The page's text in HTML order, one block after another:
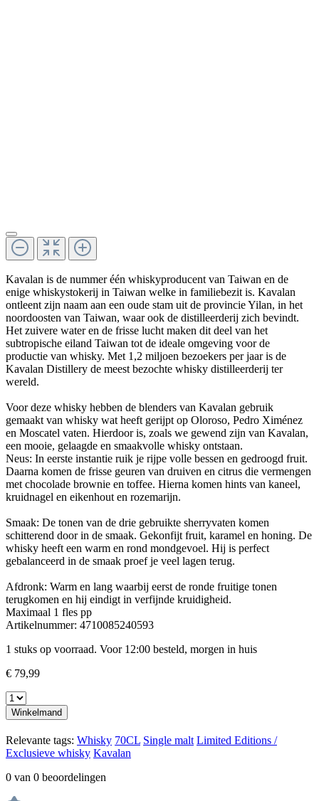
Kavalan is de nummer één whiskyproducent van Taiwan en de
enige whiskystokerij in Taiwan welke in familiebezit is. Kavalan
ontleent zijn naam aan een oude stam uit de provincie Yilan, in het
noordoosten van Taiwan, waar ook de distilleerderij zich bevindt.
Het zuivere water en de frisse lucht maken dit deel van het
subtropische eiland Taiwan tot de ideale omgeving voor de
productie van whisky. Met 1,2 miljoen bezoekers per jaar is de
Kavalan Distillery de meest bezochte whisky distilleerderij ter
wereld.
Voor deze whisky hebben de blenders van Kavalan gebruik
gemaakt van whisky wat heeft gerijpt op Oloroso, Pedro Ximénez
en Moscatel vaten. Hierdoor is, zoals we gewend zijn van Kavalan,
een mooie, gelaagde en smaakvolle whisky ontstaan.
Neus: In eerste instantie ruik je rijpe volle bessen en gedroogd fruit.
Daarna komen de frisse geuren van druiven en citrus die vermengen
met chocolade brownie en toffee. Hierna komen hints van kaneel,
kruidnagel en eikenhout en rozemarijn.
Smaak: De tonen van de drie gebruikte sherryvaten komen
schitterend door in de smaak. Gekonfijt fruit, karamel en honing. De
whisky heeft een warm en rond mondgevoel. Hij is perfect
gebalanceerd in de smaak proef je veel lagen terug.
Afdronk: Warm en lang waarbij eerst de ronde fruitige tonen
terugkomen en hij eindigt in verfijnde kruidigheid.
Maximaal 1 fles pp
Artikelnummer: 4710085240593
1 stuks op voorraad. Voor 12:00 besteld, morgen in huis
€ 79,99
Winkelmand
Relevante tags: Whisky 70CL Single malt Limited Editions /
Exclusieve whisky Kavalan
0 van 0 beoordelingen